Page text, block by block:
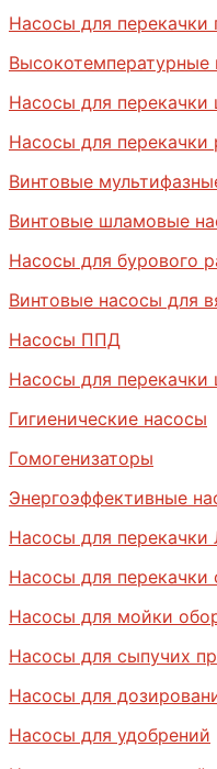
Насосы для перекачки
Высокотемпературные
Насосы для перекачки
Насосы для перекачки
Винтовые
Винтовые шламовые
Насосы для бурового
Винтовые насосы для
Насосы ППД
Насосы для перекачки
Гигиенические насосы
Гомогенизаторы
Энергоэффективные
Насосы для
Насосы для перекачки
Насосы для мойки
Насосы для сыпучих
Насосы для
Насосы для удобрений